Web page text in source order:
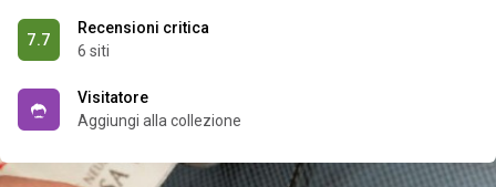
7.7
Recensioni critica
6 siti
Visitatore
Aggiungi alla collezione